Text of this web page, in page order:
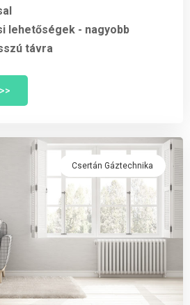
lehetőségek - nagyobb
távra
Csertán Gáztechnika